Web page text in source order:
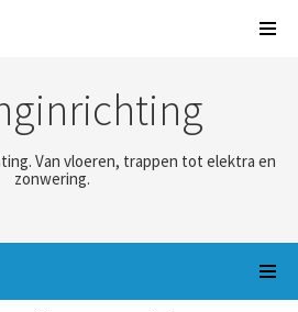
Van vloeren, trappen tot elektra en
zonwering.